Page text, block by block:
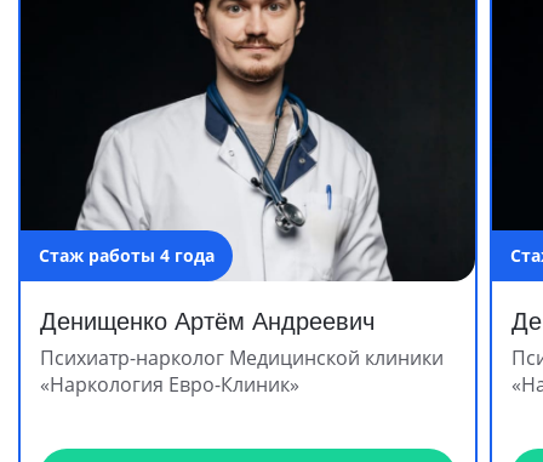
Стаж работы 4 года
Денищенко Артём Андреевич
Психиатр-нарколог Медицинской клиники
«Наркология Евро-Клиник»